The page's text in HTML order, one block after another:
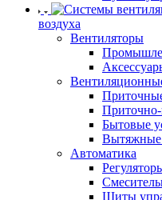
воздуха
Вентиляторы
Бытовые
Вытяжные
Автоматика
Щиты